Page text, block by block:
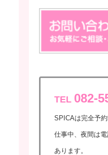
TEL 082-
SPICAは完全予約
仕事中、夜間は
あります。